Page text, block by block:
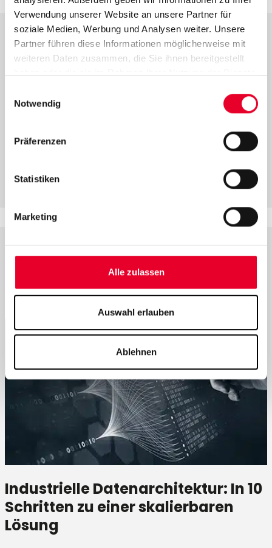
Verwendung unserer Website an unsere Partner für
soziale Medien, Werbung und Analysen weiter. Unsere
Partner führen diese Informationen möglicherweise mit
weiteren Daten zusammen, die Sie ihnen bereitgestellt
haben oder die sie im Rahmen Ihrer Nutzung der Dienste
Notwendig
Präferenzen
Statistiken
Marketing
Alle zulassen
Auswahl erlauben
Ablehnen
Wir erzählen Ihnen
mehr!
Möchten Sie noch mehr erfahren über MQTT oder dessen
Unsere Experten erzählen Ihnen gerne mehr!
Mehr Insights
Industrielle Datenarchitektur: In 10
Schritten zu einer skalierbaren
Lösung